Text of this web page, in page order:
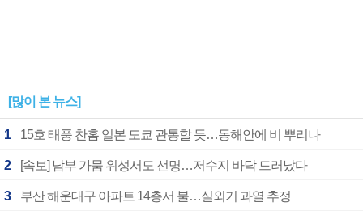
[많이 본 뉴스]
1 15호 태풍 찬홈 일본 도쿄 관통할 듯…동해안에 비 뿌리나
2 [속보] 남부 가뭄 위성서도 선명…저수지 바닥 드러났다
3 부산 해운대구 아파트 14층서 불…실외기 과열 추정